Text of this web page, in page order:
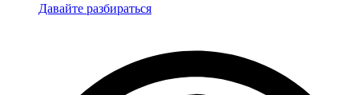
Давайте разбираться